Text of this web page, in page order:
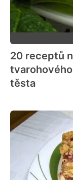
20 receptů
těsta